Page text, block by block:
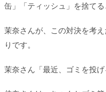
缶」「ティッシュ」を捨てる
茉奈さんが、この対決を考
りです。
茉奈さん「最近、ゴミを投